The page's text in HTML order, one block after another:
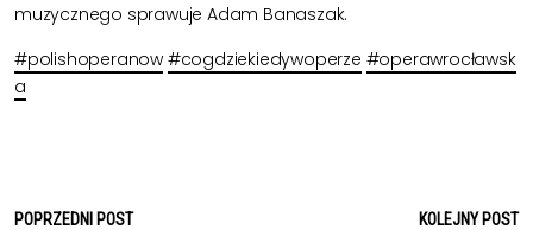
muzycznego sprawuje Adam Banaszak.
#polishoperanow #cogdziekiedywoperze #operawrocławsk
a
POPRZEDNI POST KOLEJNY POST